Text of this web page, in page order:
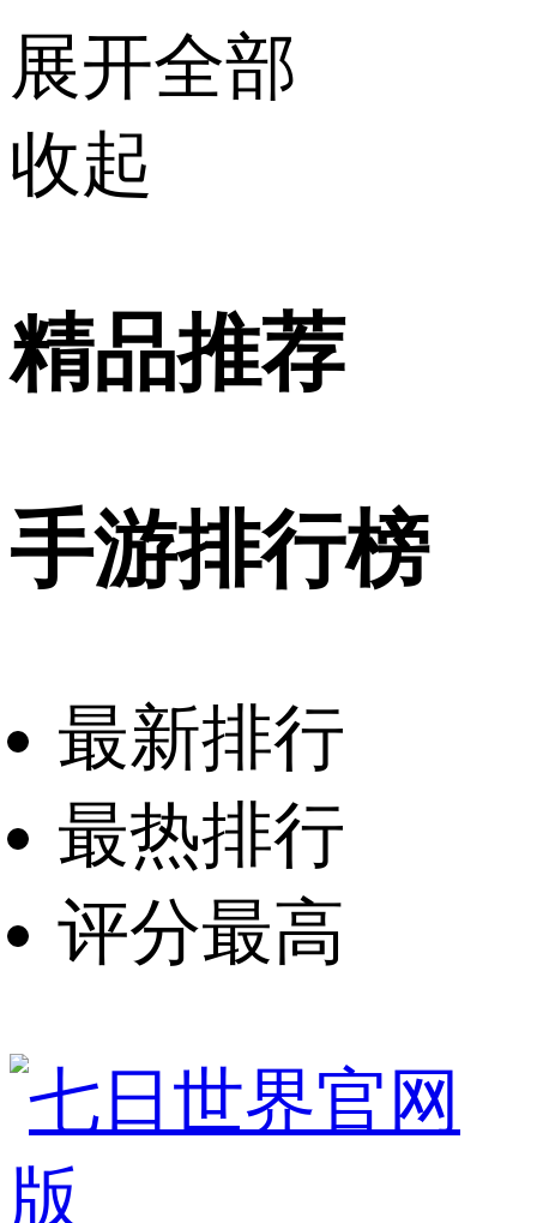
展开全部
收起
精品推荐
手游排行榜
最新排行
最热排行
评分最高